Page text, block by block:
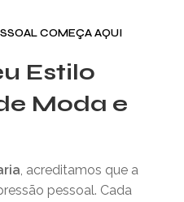
COMEÇA AQUI
Estilo
Moda e
, acreditamos que a
pessoal. Cada